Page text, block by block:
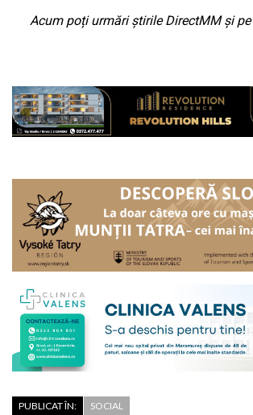
Acum poți urmări știrile DirectMM și pe
PUBLICAT ÎN:
SOCIAL